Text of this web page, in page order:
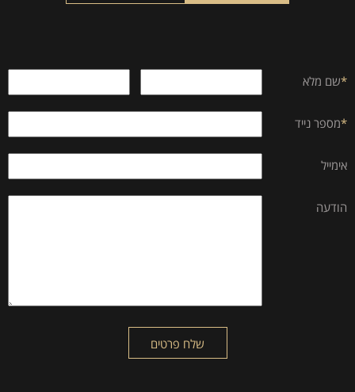
*שם מלא
*מספר נייד
אימייל
הודעה